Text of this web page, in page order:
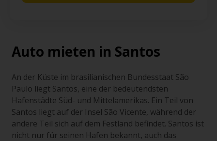
Auto mieten in Santos
An der Küste im brasilianischen Bundesstaat São
Paulo liegt Santos, eine der bedeutendsten
Hafenstädte Süd- und Mittelamerikas. Ein Teil von
Santos liegt auf der Insel São Vicente, während der
andere Teil sich auf dem Festland befindet. Santos ist
nicht nur für seinen Hafen bekannt, auch das